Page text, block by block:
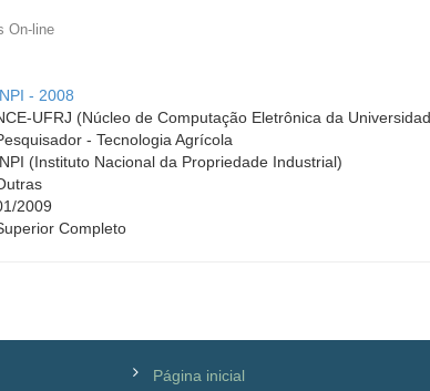
On-line
- 2008
UFRJ (Núcleo de Computação Eletrônica da
- Tecnologia Agrícola
(Instituto Nacional da Propriedade Industrial)
2009
Completo
Página inicial